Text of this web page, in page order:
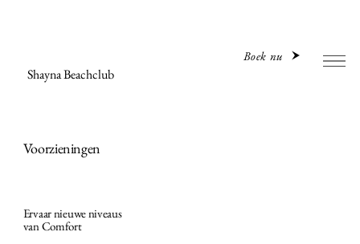
Shayna Beachclub
Boek nu
Voorzieningen
Ervaar nieuwe niveaus
van Comfort